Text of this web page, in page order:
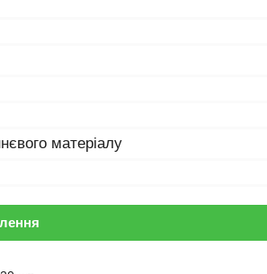
матеріалу